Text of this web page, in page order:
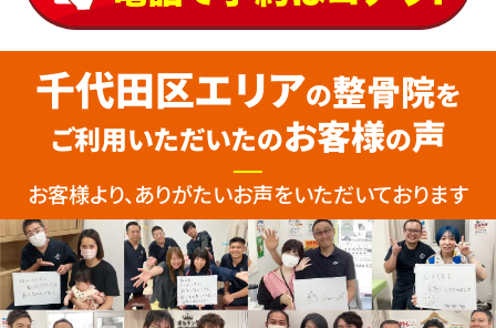
千代田区エリアの整骨院を
ご利用いただいたのお客様の声
お客様より、ありがたいお声をいただいております